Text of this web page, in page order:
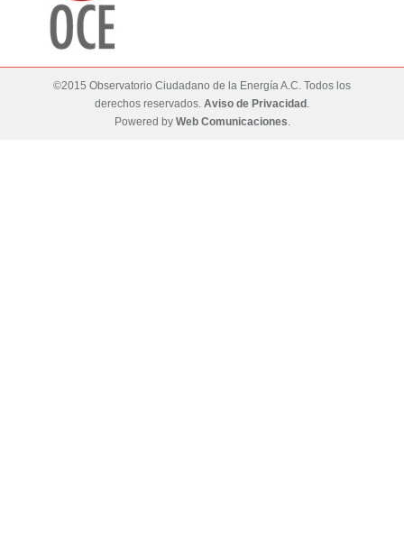
©2015 Observatorio Ciudadano de la Energía A.C. Todos los
derechos reservados. Aviso de Privacidad .
Powered by Web Comunicaciones.